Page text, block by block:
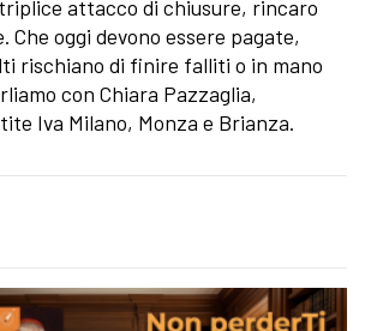
attacco di chiusure, rincaro
Che oggi devono essere pagate,
rischiano di finire falliti o in mano
con Chiara Pazzaglia,
Iva Milano, Monza e Brianza.